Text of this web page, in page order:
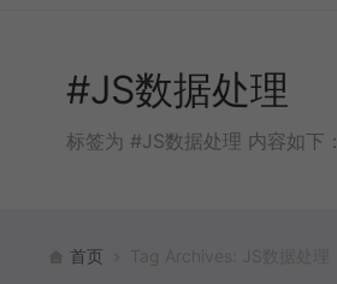
#JS数据处理
标签为 #JS数据处理 内容如下：
首页